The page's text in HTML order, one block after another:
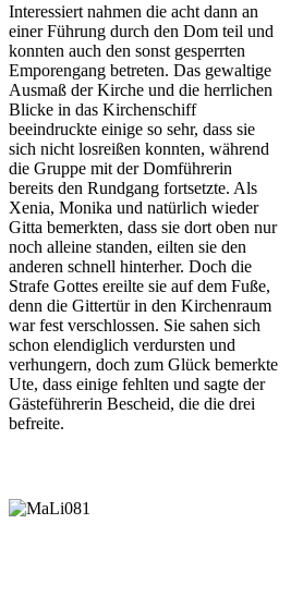
Interessiert nahmen die acht dann an
einer Führung durch den Dom teil und
konnten auch den sonst gesperrten
Emporengang betreten. Das gewaltige
Ausmaß der Kirche und die herrlichen
Blicke in das Kirchenschiff
beeindruckte einige so sehr, dass sie
sich nicht losreißen konnten, während
die Gruppe mit der Domführerin
bereits den Rundgang fortsetzte. Als
Xenia, Monika und natürlich wieder
Gitta bemerkten, dass sie dort oben nur
noch alleine standen, eilten sie den
anderen schnell hinterher. Doch die
Strafe Gottes ereilte sie auf dem Fuße,
denn die Gittertür in den Kirchenraum
war fest verschlossen. Sie sahen sich
schon elendiglich verdursten und
verhungern, doch zum Glück bemerkte
Ute, dass einige fehlten und sagte der
Gästeführerin Bescheid, die die drei
befreite.